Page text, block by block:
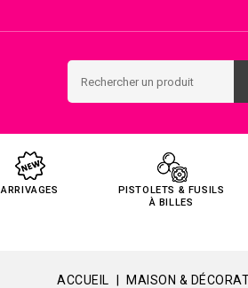
ARRIVAGES
PISTOLETS & FUSILS
À BILLES
ACCUEIL MAISON &